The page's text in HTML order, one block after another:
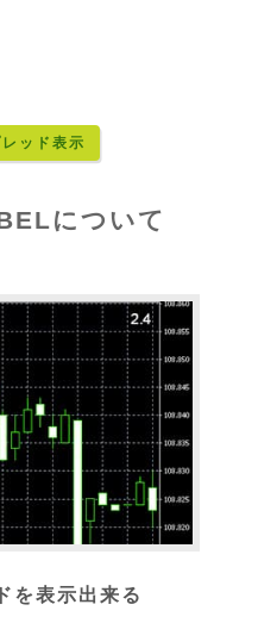
ッド表示
について
を表示出来る